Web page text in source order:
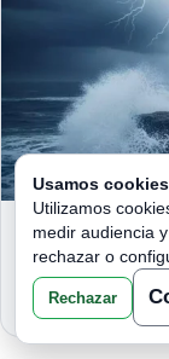
ALGO QUE
VOLVERÁ
PARA
Usamos cookies
Utilizamos
medir audiencia
rechazar o
Rechazar